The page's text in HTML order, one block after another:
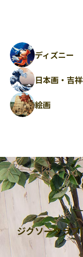
ディズニー
日本画・吉
絵画
ジグソークラ